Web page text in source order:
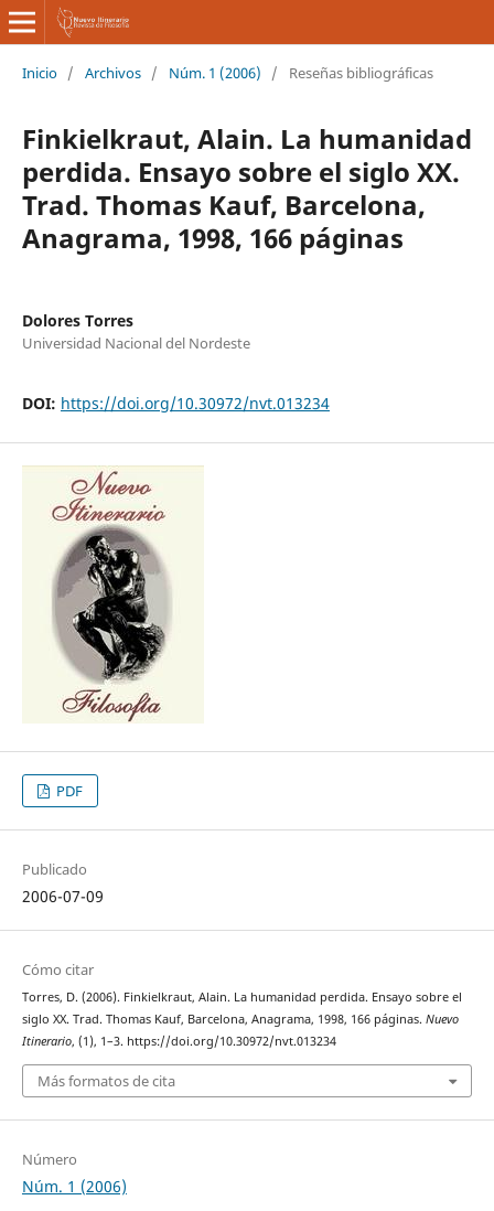
Inicio / Archivos / Núm. 1 (2006) / Reseñas bibliográficas
Finkielkraut, Alain. La humanidad
perdida. Ensayo sobre el siglo XX.
Trad. Thomas Kauf, Barcelona,
Anagrama, 1998, 166 páginas
Dolores Torres
Universidad Nacional del Nordeste
DOI: https://doi.org/10.30972/nvt.013234
PDF
Publicado
2006-07-09
Cómo citar
Torres, D. (2006). Finkielkraut, Alain. La humanidad perdida. Ensayo sobre el
siglo XX. Trad. Thomas Kauf, Barcelona, Anagrama, 1998, 166 páginas. Nuevo
Itinerario, (1), 1–3. https://doi.org/10.30972/nvt.013234
Más formatos de cita
Número
Núm. 1 (2006)